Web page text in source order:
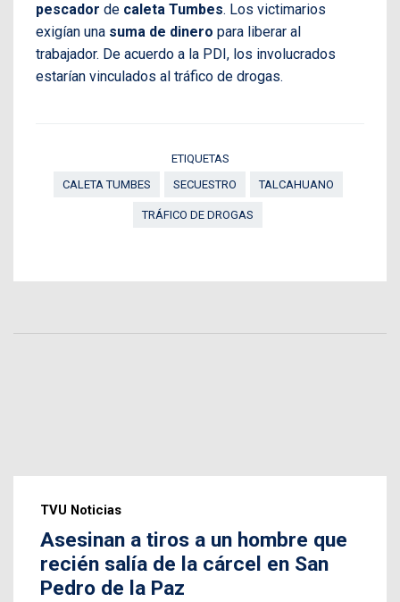
pescador de caleta Tumbes. Los victimarios
exigían una suma de dinero para liberar al
trabajador. De acuerdo a la PDI, los involucrados
estarían vinculados al tráfico de drogas.
ETIQUETAS
CALETA TUMBES
SECUESTRO TALCAHUANO
TRÁFICO DE DROGAS
TVU Noticias
Asesinan a tiros a un hombre que
recién salía de la cárcel en San
Pedro de la Paz